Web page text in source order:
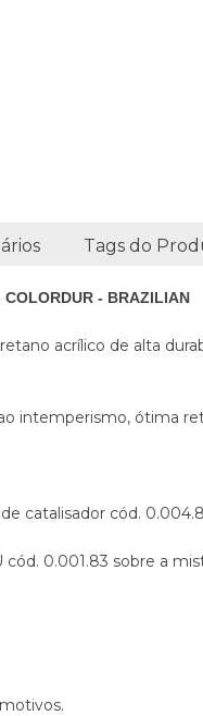
Tags do
- BRAZILIAN
acrílico de alta
intemperismo, ótima
catalisador cód.
0.001.83 sobre a